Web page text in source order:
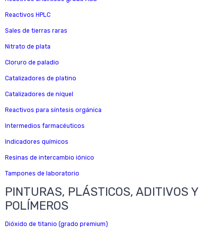
Reactivos HPLC
Sales de tierras raras
Nitrato de plata
Cloruro de paladio
Catalizadores de platino
Catalizadores de níquel
Reactivos para síntesis orgánica
Intermedios farmacéuticos
Indicadores químicos
Resinas de intercambio iónico
Tampones de laboratorio
PINTURAS, PLÁSTICOS, ADITIVOS Y
POLÍMEROS
Dióxido de titanio (grado premium)